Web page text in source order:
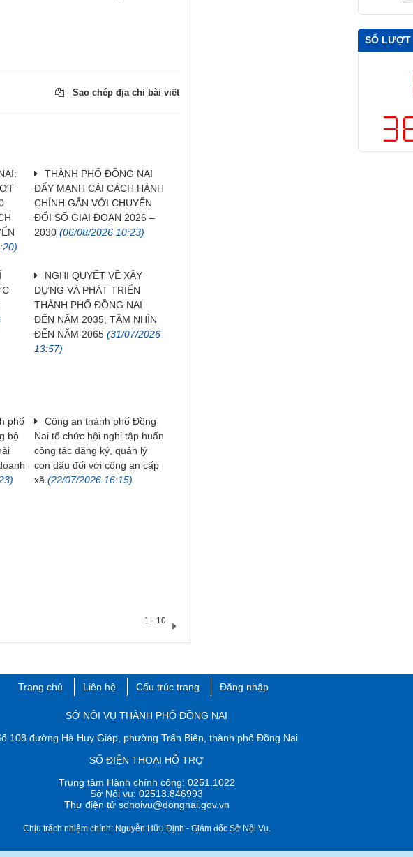
Sao chép địa chỉ bài viết
THÀNH PHỐ ĐỒNG NAI
ĐẨY MẠNH CẢI CÁCH HÀNH
CHÍNH GẮN VỚI CHUYỂN
ĐỔI SỐ GIAI ĐOẠN 2026 –
2030 (06/08/2026 10:23)
NGHỊ QUYẾT VỀ XÂY
DỰNG VÀ PHÁT TRIỂN
THÀNH PHỐ ĐỒNG NAI
ĐẾN NĂM 2035, TẦM NHÌN
ĐẾN NĂM 2065 (31/07/2026
13:57)
phố
bộ
Công an thành phố Đồng
Nai tổ chức hội nghị tập huấn
công tác đăng ký, quản lý
con dấu đối với công an cấp
xã (22/07/2026 16:15)
1 - 10
SỐ LƯỢT
Trang chủ Liên hệ Cấu trúc trang Đăng nhập
​SỞ NỘI VỤ THÀNH PHỐ ĐỒNG NAI
108 đường Hà Huy Giáp, phường Trấn Biên, thành phố ​Đồng Nai
SỐ ĐIỆN THOẠI HỖ TRỢ
Trung tâm Hành chính công: 0251.1022
Sở Nội vụ: 02513.846993
Thư điện tử sonoivu@dongnai.gov.vn​
Chịu trách nhiệm chính: Nguyễn Hữu Định​ - Giám đốc Sở Nội Vụ.​